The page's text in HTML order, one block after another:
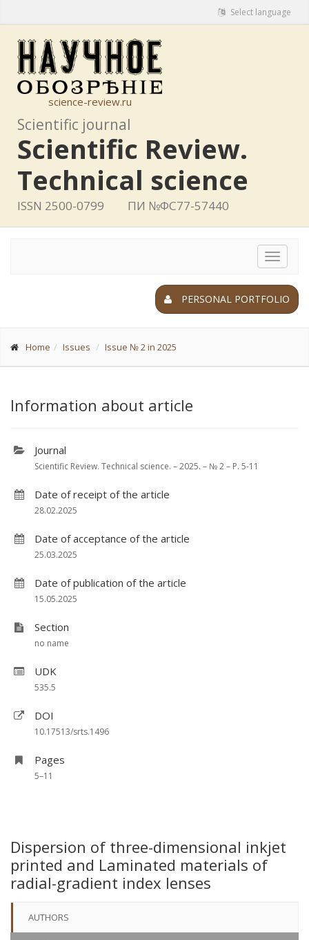
Select language
science-review.ru
Scientific journal
Scientific Review.
Technical science
ISSN 2500-0799 ПИ №ФС77-57440
Toggle
PERSONAL PORTFOLIO
Home Issues Issue № 2 in 2025
Information about article
Journal
Scientific Review. Technical science. – 2025. – № 2 – P. 5-11
Date of receipt of the article
28.02.2025
Date of acceptance of the article
25.03.2025
Date of publication of the article
15.05.2025
Section
no name
UDK
535.5
DOI
10.17513/srts.1496
Pages
5–11
Dispersion of three-dimensional inkjet
printed and Laminated materials of
radial-gradient index lenses
AUTHORS